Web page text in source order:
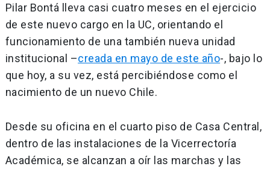
Pilar Bontá lleva casi cuatro meses en el ejercicio
de este nuevo cargo en la UC, orientando el
funcionamiento de una también nueva unidad
institucional –creada en mayo de este año-, bajo lo
que hoy, a su vez, está percibiéndose como el
nacimiento de un nuevo Chile.
Desde su oficina en el cuarto piso de Casa Central,
dentro de las instalaciones de la Vicerrectoría
Académica, se alcanzan a oír las marchas y las